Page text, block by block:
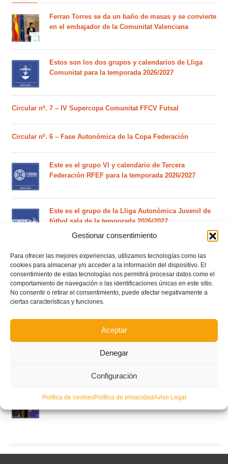
Gestionar consentimiento
Para ofrecer las mejores experiencias, utilizamos tecnologías como las
cookies para almacenar y/o acceder a la información del dispositivo. El
consentimiento de estas tecnologías nos permitirá procesar datos como el
comportamiento de navegación o las identificaciones únicas en este sitio.
No consentir o retirar el consentimiento, puede afectar negativamente a
ciertas características y funciones.
Aceptar
Denegar
Configuración
Política de cookiesPolítica de privacidadAviso Legal
Ferran Torres se da un baño de masas y se convierte
en el embajador de la Comunitat Valenciana
Estos son los dos grupos y calendarios de Lliga
Comunitat para la temporada 2026/2027
Circular nº. 7 – IV Supercopa Comunitat FFCV Futsal
Circular nº. 6 – Fase Autonómica de la Copa Federación
Este es el grupo VI y calendario de Tercera
Federación RFEF para la temporada 2026/2027
Este es el grupo de la Lliga Autonòmica Juvenil de
fútbol sala de la temporada 2026/2027
El calendario del grupo VI de Tercera Federación
RFEF para la temporada 2026/27 se sorteará el
martes 4 de agosto
Nuevo curso de Entrenador de fútbol Licencia UEFA
plazas del curso de septiembre)
Circular nº. 5 – Normas generales de las competiciones
Curso de entrenador de fútbol UEFA B en Valencia,